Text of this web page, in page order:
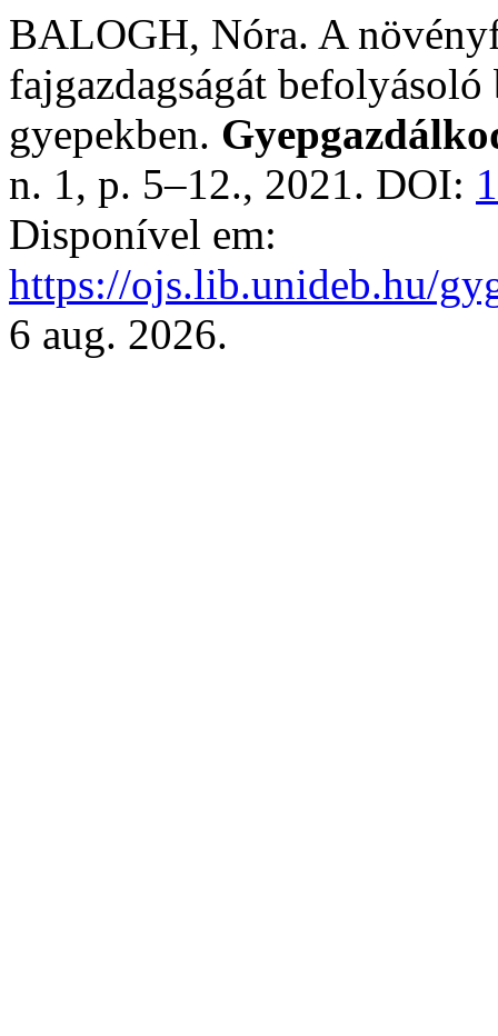
BALOGH, Nóra. A
fajgazdagságát
gyepekben.
n. 1, p. 5–12., 2021. DOI:
Disponível em:
https://ojs.lib.unideb.hu/
6 aug. 2026.